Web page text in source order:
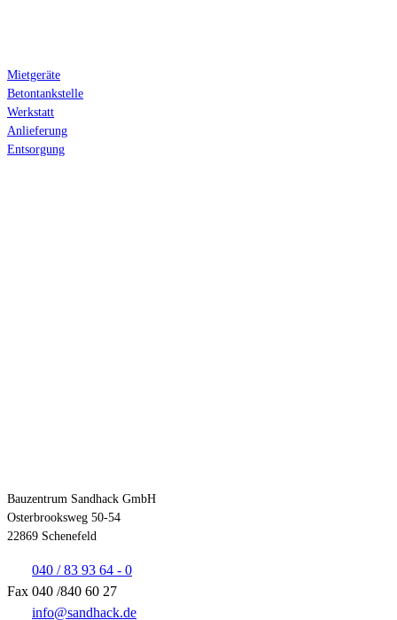
Mietgeräte
Betontankstelle
Werkstatt
Anlieferung
Entsorgung
Bauzentrum Sandhack GmbH
Osterbrooksweg 50-54
22869 Schenefeld
040 / 83 93 64 - 0
Fax 040 /840 60 27
info@sandhack.de